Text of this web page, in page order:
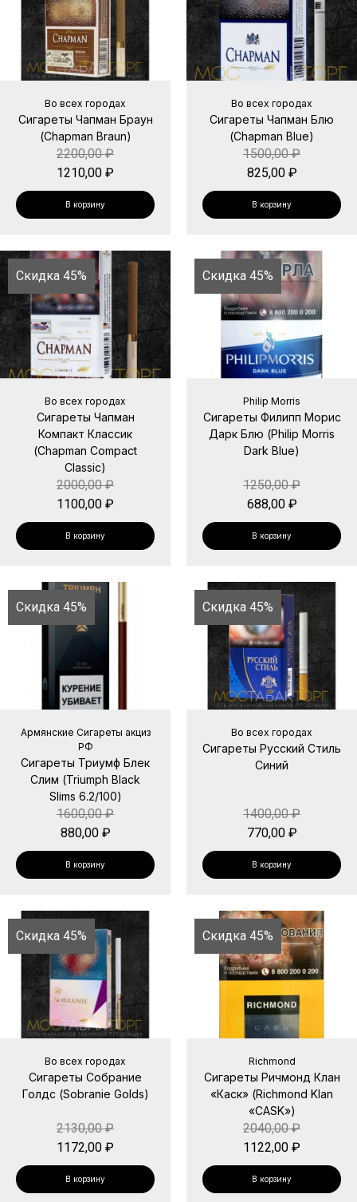
Во всех городах
Сигареты Чапман Браун
(Chapman Braun)
2200,00₽
1210,00 ₽
В корзину
Во всех городах
Сигареты Чапман Блю
(Chapman Blue)
1500,00₽
825,00 ₽
В корзину
Скидка 45%
Во всех городах
Сигареты Чапман
Компакт Классик
(Chapman Compact
Classic)
2000,00₽
1100,00 ₽
В корзину
Скидка 45%
Philip Morris
Сигареты Филипп Морис
Дарк Блю (Philip Morris
Dark Blue)
1250,00₽
688,00 ₽
В корзину
Скидка 45%
Армянские Сигареты акциз
РФ
Сигареты Триумф Блек
Слим (Triumph Black
Slims 6.2/100)
1600,00₽
880,00 ₽
В корзину
Скидка 45%
Во всех городах
Сигареты Русский Стиль
Синий
1400,00₽
770,00 ₽
В корзину
Скидка 45%
Во всех городах
Сигареты Собрание
Голдс (Sobranie Golds)
2130,00₽
1172,00 ₽
В корзину
Скидка 45%
Richmond
Сигареты Ричмонд Клан
«Каск» (Richmond Klan
«CASK»)
2040,00₽
1122,00 ₽
В корзину